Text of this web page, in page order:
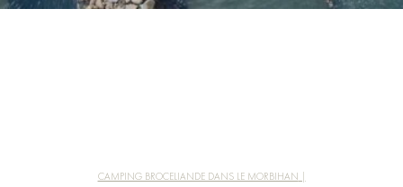
CAMPING BROCELIANDE DANS LE MORBIHAN